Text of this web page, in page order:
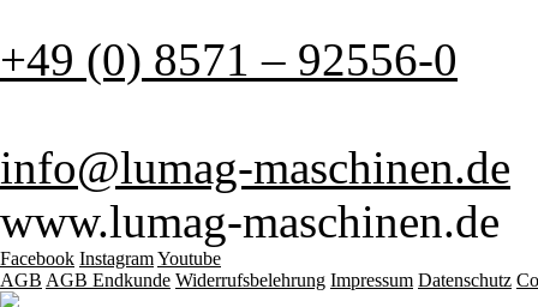
+49 (0) 8571 – 92556-0
info@lumag-maschinen.de
www.lumag-maschinen.de
Facebook InstagramYoutube
AGB AGB Endkunde Widerrufsbelehrung Impressum Datenschutz